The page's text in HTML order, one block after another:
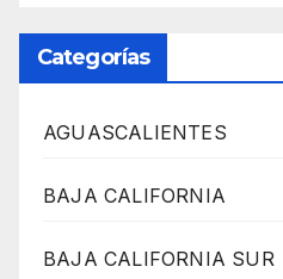
Categorías
AGUASCALIENTES
BAJA CALIFORNIA
BAJA CALIFORNIA SUR